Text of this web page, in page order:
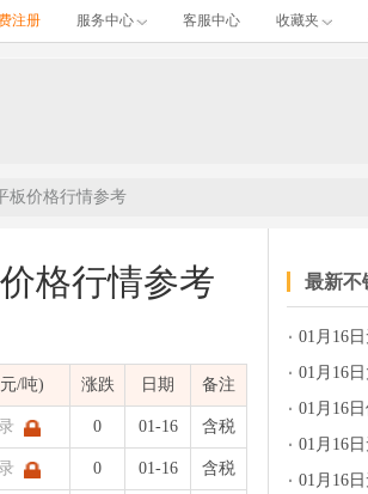
注册 服务中心 客服中心 收藏夹
板价格行情参考
格行情参考
/吨) 涨跌 日期 备注
0 01-16 含税
0 01-16 含税
最新不
01月16
价格行
01月16
板价格
01月16
板价格
01月16
板价格
01月16